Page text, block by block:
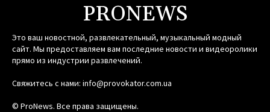
PRONEWS
Это ваш новостной, развлекательный, музыкальный модный
сайт. Мы предоставляем вам последние новости и видеоролики
прямо из индустрии развлечений.
Свяжитесь с нами: info@provokator.com.ua
© ProNews. Все права защищены.